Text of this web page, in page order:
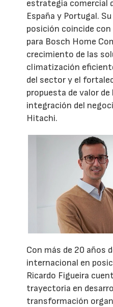
estrategia comercial
España y Portugal.
posición coincide
para Bosch Home
crecimiento de las
climatización
del sector y el
propuesta de valor
integración del
Hitachi.
Con más de 20 años
internacional en
Ricardo Figueira
trayectoria en
transformación